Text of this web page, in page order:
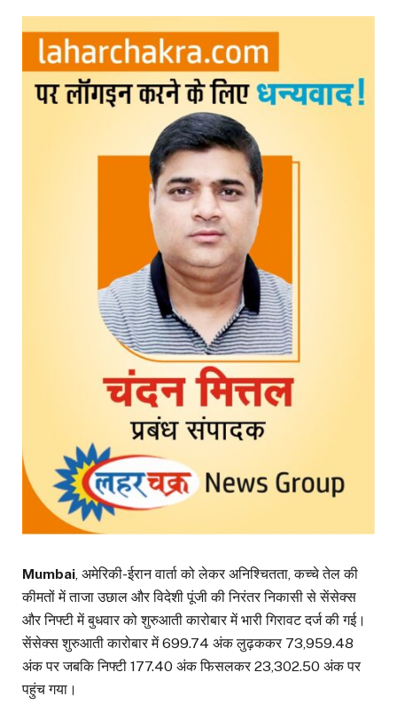
Mumbai, अमेरिकी-ईरान वार्ता को लेकर अनिश्चितता, कच्चे तेल की
कीमतों में ताजा उछाल और विदेशी पूंजी की निरंतर निकासी से सेंसेक्स
और निफ्टी में बुधवार को शुरुआती कारोबार में भारी गिरावट दर्ज की गई।
सेंसेक्स शुरुआती कारोबार में 699.74 अंक लुढ़ककर 73,959.48
अंक पर जबकि निफ्टी 177.40 अंक फिसलकर 23,302.50 अंक पर
पहुंच गया।